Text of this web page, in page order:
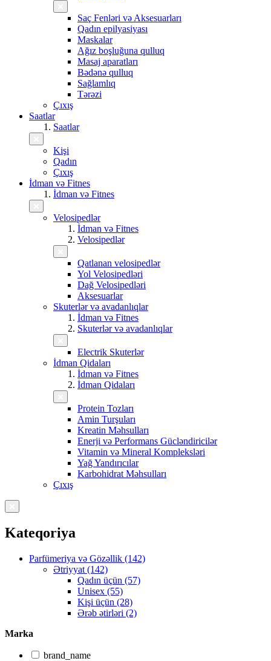
Saç Fenləri və Aksesuarları
Qadın epilyasiyası
Maskalar
Ağız boşluğuna qulluq
Masaj aparatları
Bədənə qulluq
Sağlamlıq
Tərəzi
Çıxış
Saatlar
Saatlar
Kişi
Qadın
Çıxış
İdman və Fitnes
İdman və Fitnes
Velosipedlər
İdman və Fitnes
Velosipedlər
Qatlanan velosipedlər
Yol Velosipedləri
Dağ Velosipedləri
Aksesuarlar
Skuterlər və avadanlıqlar
İdman və Fitnes
Skuterlər və avadanlıqlar
Electrik Skuterlər
İdman Qidaları
İdman və Fitnes
İdman Qidaları
Protein Tozları
Amin Turşuları
Kreatin Məhsulları
Enerji və Performans Gücləndiricilər
Vitamin və Mineral Kompleksləri
Yağ Yandırıcılar
Karbohidrat Məhsulları
Çıxış
Kateqoriya
Parfümeriya və Gözəllik (142)
Ətriyyat (142)
Qadın üçün (57)
Unisex (55)
Kişi üçün (28)
Ərəb ətirləri (2)
Marka
brand_name